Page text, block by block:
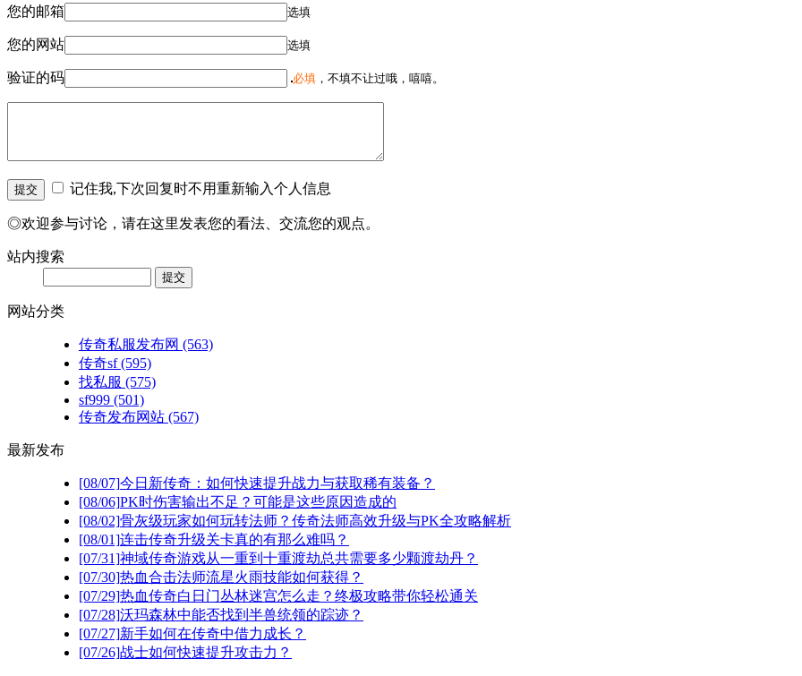
您的邮箱 选填
您的网站 选填
验证的码 必填 ，不填不让过哦，嘻嘻。
记住我,下次回复时不用重新输入个人信息
◎欢迎参与讨论，请在这里发表您的看法、交流您的观点。
站内搜索
网站分类
传奇私服发布网 (563)
传奇sf(595)
找私服 (575)
sf999 (501)
传奇发布网站 (567)
最新发布
[08/07]今日新传奇：如何快速提升战力与获取稀有装备？
[08/06]PK时伤害输出不足？可能是这些原因造成的
[08/02]骨灰级玩家如何玩转法师？传奇法师高效升级与PK全攻略解析
[08/01]连击传奇升级关卡真的有那么难吗？
[07/31]神域传奇游戏从一重到十重渡劫总共需要多少颗渡劫丹？
[07/30]热血合击法师流星火雨技能如何获得？
[07/29]热血传奇白日门丛林迷宫怎么走？终极攻略带你轻松通关
[07/28]沃玛森林中能否找到半兽统领的踪迹？
[07/27]新手如何在传奇中借力成长？
[07/26]战士如何快速提升攻击力？